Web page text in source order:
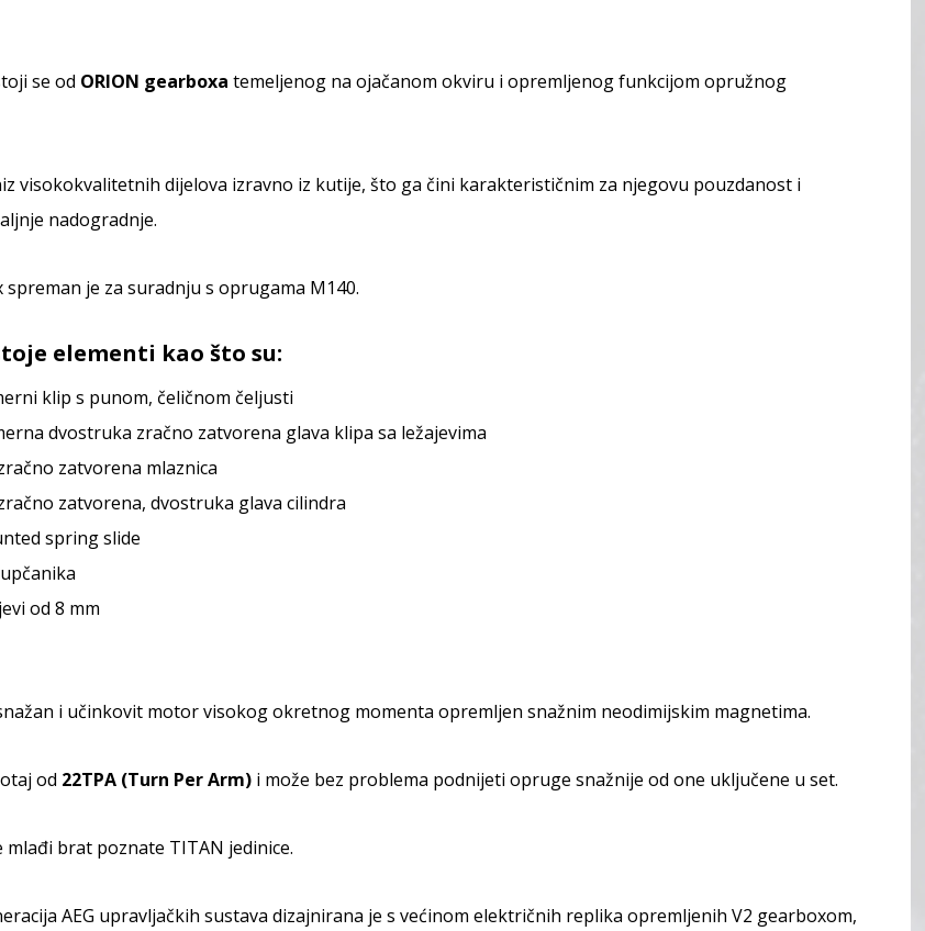
se od ORION gearboxa temeljenog na ojačanom okviru i opremljenog funkcijom opružnog
visokokvalitetnih dijelova izravno iz kutije, što ga čini karakterističnim za njegovu pouzdanost i
nadogradnje.
spreman je za suradnju s oprugama M140.
elementi kao što su:
klip s punom, čeličnom čeljusti
dvostruka zračno zatvorena glava klipa sa ležajevima
zatvorena mlaznica
zatvorena, dvostruka glava cilindra
spring slide
od 8 mm
i učinkovit motor visokog okretnog momenta opremljen snažnim neodimijskim magnetima.
od 22TPA (Turn Per Arm)i može bez problema podnijeti opruge snažnije od one uključene u set.
brat poznate TITAN jedinice.
AEG upravljačkih sustava dizajnirana je s većinom električnih replika opremljenih V2 gearboxom,